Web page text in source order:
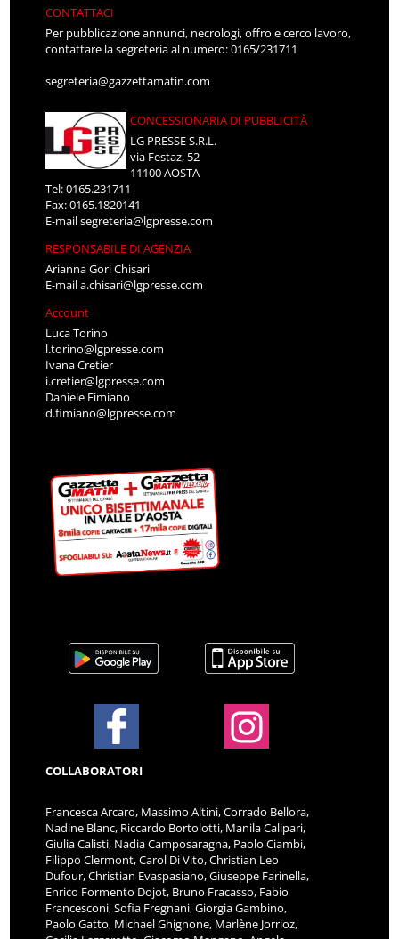
CONTATTACI
Per pubblicazione annunci, necrologi, offro e cerco lavoro,
contattare la segreteria al numero: 0165/231711
segreteria@gazzettamatin.com
CONCESSIONARIA DI PUBBLICITÀ
LG PRESSE S.R.L.
via Festaz, 52
11100 AOSTA
Tel: 0165.231711
Fax: 0165.1820141
E-mailsegreteria@lgpresse.com
RESPONSABILE DI AGENZIA
Arianna Gori Chisari
E-maila.chisari@lgpresse.com
Account
Luca Torino
l.torino@lgpresse.com
Ivana Cretier
i.cretier@lgpresse.com
Daniele Fimiano
d.fimiano@lgpresse.com
COLLABORATORI
Francesca Arcaro, Massimo Altini, Corrado Bellora,
Nadine Blanc, Riccardo Bortolotti, Manila Calipari,
Giulia Calisti, Nadia Camposaragna, Paolo Ciambi,
Filippo Clermont, Carol Di Vito, Christian Leo
Dufour, Christian Evaspasiano, Giuseppe Farinella,
Enrico Formento Dojot, Bruno Fracasso, Fabio
Francesconi, Sofia Fregnani, Giorgia Gambino,
Paolo Gatto, Michael Ghignone, Marlène Jorrioz,